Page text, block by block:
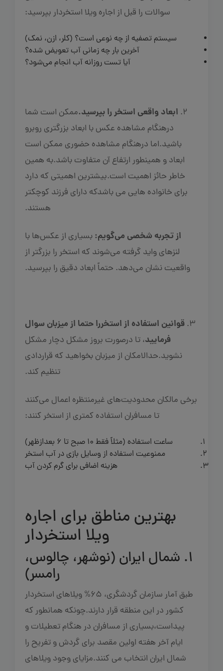
سوالات را قبل از اجاره ویلا استخردار بپرسید:
سیستم تصفیه از چه نوعی است؟ (کلر، ازن، نمک)
آخرین بار چه زمانی آب تعویض شده؟
آیا تست روزانه آب انجام می‌شود؟
2. ابعاد واقعی استخر را بپرسید.ممکن است شما
درهنگام مشاهده عکس با ابعاد بزرگتری روبرو
باشید.اما درهنگام مشاهده حضوری ممکن است
ابعاد و همینطور ارتفاع آن متفاوت باشد.به همین
خاطر حائز اهمیت است.بیشترین اهمیتی که دارد
برای خانواده هایی می باشدکه دارای فرزند کوچکتر
هستند.
از تجربه شخصی می‌گویم:بسیاری از عکس‌ها با
لنزهای واید گرفته می‌شوند که استخر را بزرگتر از
واقعیت نشان می‌دهد. حتماً ابعاد دقیق را بپرسید.
3. قوانین استفاده از استخررا حتما از میزبان سوال
فرمایید، تا درصورت بروز مشکل دچار مشکل
نشوید.حدالامکان از میزبان بخواهید که قراردادی
تنظیم کند.
برخی مالکان محدودیت‌های غیرمنتظره اعمال می‌کنند
تا مسافران استفاده کمتری از استخر کنند:
ساعت استفاده (مثلاً فقط 10 صبح تا 6 بعدازظهر)
ممنوعیت استفاده از وسایل بازی در آب استخر
هزینه اضافی برای گرم کردن آب
بهترین مناطق برای اجاره
ویلا استخردار
1. شمال ایران (نوشهر، چالوس،
رامسر)
طبق آمار سازمان گردشگری، 65% ویلاهای استخردار
کشور در این منطقه قرار دارند.چونکه همانطور که
پیداست،بسیاری از مسافران در هنگام تعطیلات و
ایام آخر هفته اولین مقصد برای گردش و تفریح را
شمال ایران انتخاب می کنند.مزایای وجود ویلاهای